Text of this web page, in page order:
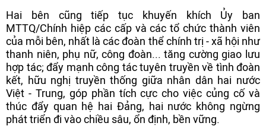
Hai bên cũng tiếp tục khuyến khích Ủy ban
MTTQ/Chính hiệp các cấp và các tổ chức thành viên
của mỗi bên, nhất là các đoàn thể chính trị - xã hội như
thanh niên, phụ nữ, công đoàn... tăng cường giao lưu
hợp tác; đẩy mạnh công tác tuyên truyền về tình đoàn
kết, hữu nghị truyền thống giữa nhân dân hai nước
Việt - Trung, góp phần tích cực cho việc củng cố và
thúc đẩy quan hệ hai Đảng, hai nước không ngừng
phát triển đi vào chiều sâu, ổn định, bền vững.